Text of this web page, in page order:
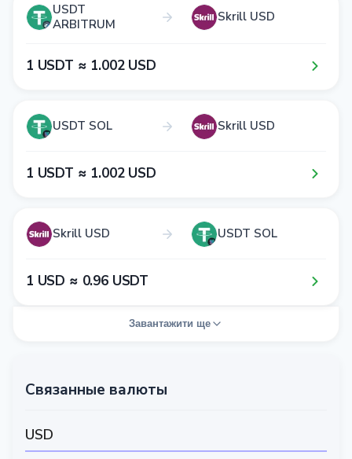
USDT
ARBITRUM
Skrill USD
1​ USDT ≈ 1​.0​0​2​ USD
USDT SOL Skrill USD
1​ USDT ≈ 1​.0​0​2​ USD
Skrill USD USDT SOL
1​ USD ≈ 0​.9​6​ USDT
Завантажити ще
Связанные валюты
USD